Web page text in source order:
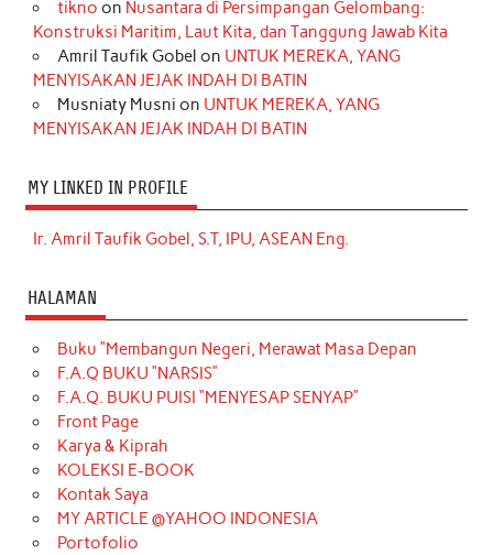
tikno on Nusantara di Persimpangan Gelombang:
Konstruksi Maritim, Laut Kita, dan Tanggung Jawab Kita
Amril Taufik Gobel on UNTUK MEREKA, YANG
MENYISAKAN JEJAK INDAH DI BATIN
Musniaty Musni on UNTUK MEREKA, YANG
MENYISAKAN JEJAK INDAH DI BATIN
MY LINKED IN PROFILE
Ir. Amril Taufik Gobel, S.T, IPU, ASEAN Eng.
HALAMAN
Buku “Membangun Negeri, Merawat Masa Depan
F.A.Q BUKU “NARSIS”
F.A.Q. BUKU PUISI “MENYESAP SENYAP”
Front Page
Karya & Kiprah
KOLEKSI E-BOOK
Kontak Saya
MY ARTICLE @YAHOO INDONESIA
Portofolio